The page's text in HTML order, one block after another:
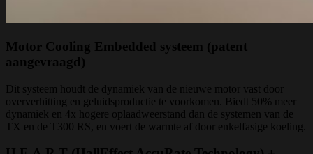
Motor Cooling Embedded systeem (patent
aangevraagd)
Dit systeem houdt de dynamiek van de nieuwe motor vast door
oververhitting en geluidsproductie te voorkomen. Biedt 50% meer
dynamiek en 4x hogere oplaadweerstand dan de systemen van de
TX en de T300 RS, en voert de warmte af door enkelfasige koeling.